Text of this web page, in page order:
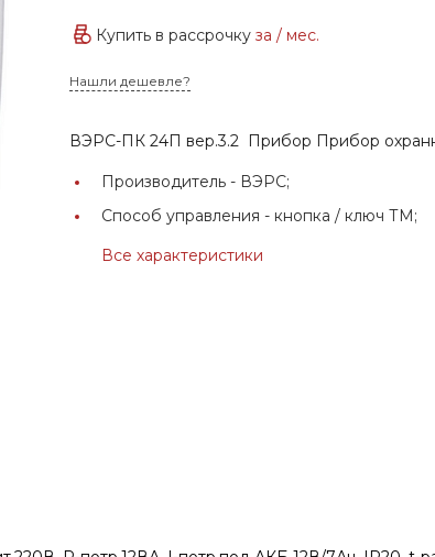
Купить в рассрочкуза/ мес.
Нашли дешевле?
ВЭРС-ПК 24П вер.3.2 Прибор Прибор
Производитель - ВЭРС;
Способ управления - кнопка / ключ ТМ;
Все характеристики